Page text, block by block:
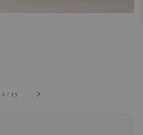
1 / 13